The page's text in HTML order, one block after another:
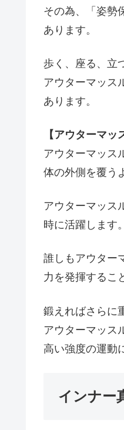
その為、「姿勢
あります。
歩く、座る、立
アウターマッス
あります。
【アウターマッ
アウターマッス
体の外側を覆う
アウターマッス
時に活躍します。
誰しもアウター
力を発揮するこ
鍛えればさらに
アウターマッス
高い強度の運動
インナー